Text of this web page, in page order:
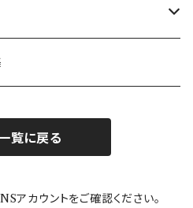
レイ)
覧に戻る
アカウントをご確認ください。